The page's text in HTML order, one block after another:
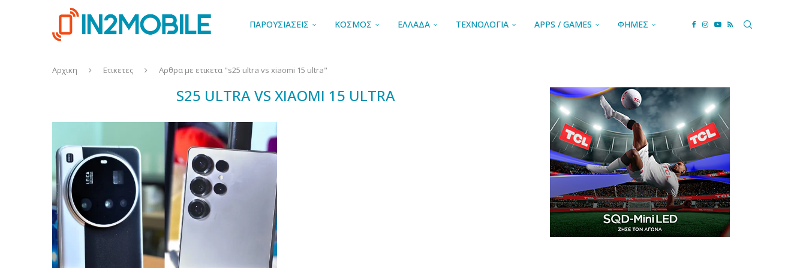
ΠΑΡΟΥΣΙΑΣΕΙΣ ΚΟΣΜΟΣ ΕΛΛΑΔΑ ΤΕΧΝΟΛΟΓΙΑ APPS / GAMES ΦΗΜΕΣ
Αρχικη Ετικετες Αρθρα με ετικετα "s25 ultra vs xiaomi 15 ultra"
S25 ULTRA VS XIAOMI 15 ULTRA